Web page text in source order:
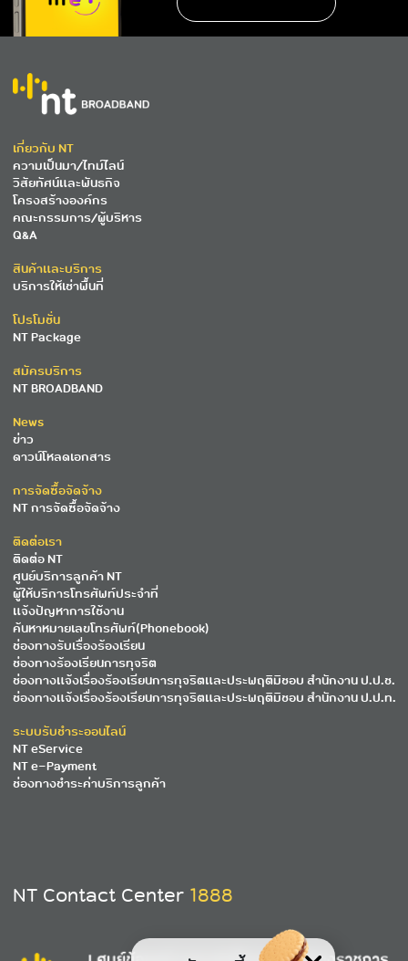
เกี่ยวกับ NT
ความเป็นมา/ไทม์ไลน์
วิสัยทัศน์และพันธกิจ
โครงสร้างองค์กร
คณะกรรมการ/ผู้บริหาร
Q&A
สินค้าและบริการ
บริการให้เช่าพื้นที่
โปรโมชั่น
NT Package
สมัครบริการ
NT BROADBAND
News
ข่าว
ดาวน์โหลดเอกสาร
การจัดซื้อจัดจ้าง
NT การจัดซื้อจัดจ้าง
ติดต่อเรา
ติดต่อ NT
ศูนย์บริการลูกค้า NT
ผู้ให้บริการโทรศัพท์ประจำที่
แจ้งปัญหาการใช้งาน
ค้นหาหมายเลขโทรศัพท์(Phonebook)
ช่องทางรับเรื่องร้องเรียน
ช่องทางร้องเรียนการทุจริต
ช่องทางแจ้งเรื่องร้องเรียนการทุจริตและประพฤติมิชอบ สำนักงาน ป.ป.ช.
ช่องทางแจ้งเรื่องร้องเรียนการทุจริตและประพฤติมิชอบ สำนักงาน ป.ป.ท.
ระบบรับชำระออนไลน์
NT eService
NT e-Payment
ช่องทางชำระค่าบริการลูกค้า
NT Contact Center 1888